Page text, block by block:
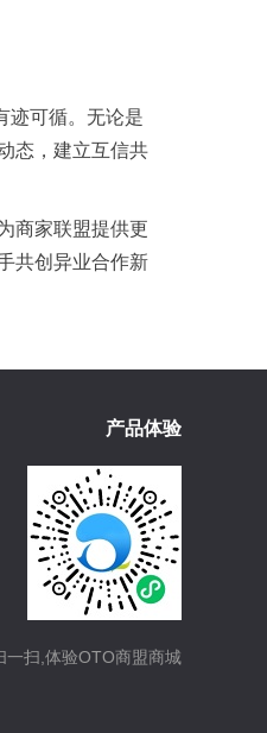
迹可循。无论是
态，建立互信共
商家联盟提供更
共创异业合作新
产品体验
一扫,体验OTO商盟商城